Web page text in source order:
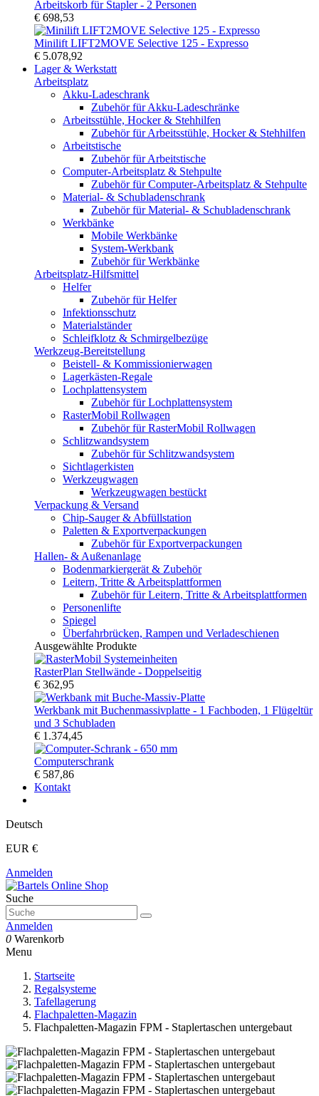
Arbeitskorb für Stapler - 2 Personen
€ 698,53
Minilift LIFT2MOVE Selective 125 - Expresso
€ 5.078,92
Lager & Werkstatt
Arbeitsplatz
Akku-Ladeschrank
Zubehör für Akku-Ladeschränke
Arbeitsstühle, Hocker & Stehhilfen
Zubehör für Arbeitsstühle, Hocker & Stehhilfen
Arbeitstische
Zubehör für Arbeitstische
Computer-Arbeitsplatz & Stehpulte
Zubehör für Computer-Arbeitsplatz & Stehpulte
Material- & Schubladenschrank
Zubehör für Material- & Schubladenschrank
Werkbänke
Mobile Werkbänke
System-Werkbank
Zubehör für Werkbänke
Arbeitsplatz-Hilfsmittel
Helfer
Zubehör für Helfer
Infektionsschutz
Materialständer
Schleifklotz & Schmirgelbezüge
Werkzeug-Bereitstellung
Beistell- & Kommissionierwagen
Lagerkästen-Regale
Lochplattensystem
Zubehör für Lochplattensystem
RasterMobil Rollwagen
Zubehör für RasterMobil Rollwagen
Schlitzwandsystem
Zubehör für Schlitzwandsystem
Sichtlagerkisten
Werkzeugwagen
Werkzeugwagen bestückt
Verpackung & Versand
Chip-Sauger & Abfüllstation
Paletten & Exportverpackungen
Zubehör für Exportverpackungen
Hallen- & Außenanlage
Bodenmarkiergerät & Zubehör
Leitern, Tritte & Arbeitsplattformen
Zubehör für Leitern, Tritte & Arbeitsplattformen
Personenlifte
Spiegel
Überfahrbrücken, Rampen und Verladeschienen
Ausgewählte Produkte
RasterPlan Stellwände - Doppelseitig
€ 362,95
Werkbank mit Buchenmassivplatte - 1 Fachboden, 1 Flügeltür
und 3 Schubladen
€ 1.374,45
Computerschrank
€ 587,86
Kontakt
Deutsch
EUR €
Anmelden
Suche
Anmelden
0 Warenkorb
Menu
Startseite
Regalsysteme
Tafellagerung
Flachpaletten-Magazin
Flachpaletten-Magazin FPM - Staplertaschen untergebaut